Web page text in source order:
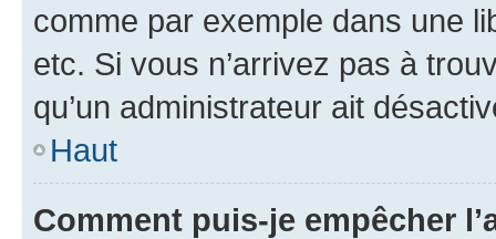
comme par exemple dans une
etc. Si vous n’arrivez pas à
qu’un administrateur ait
Haut
Comment puis-je empêcher